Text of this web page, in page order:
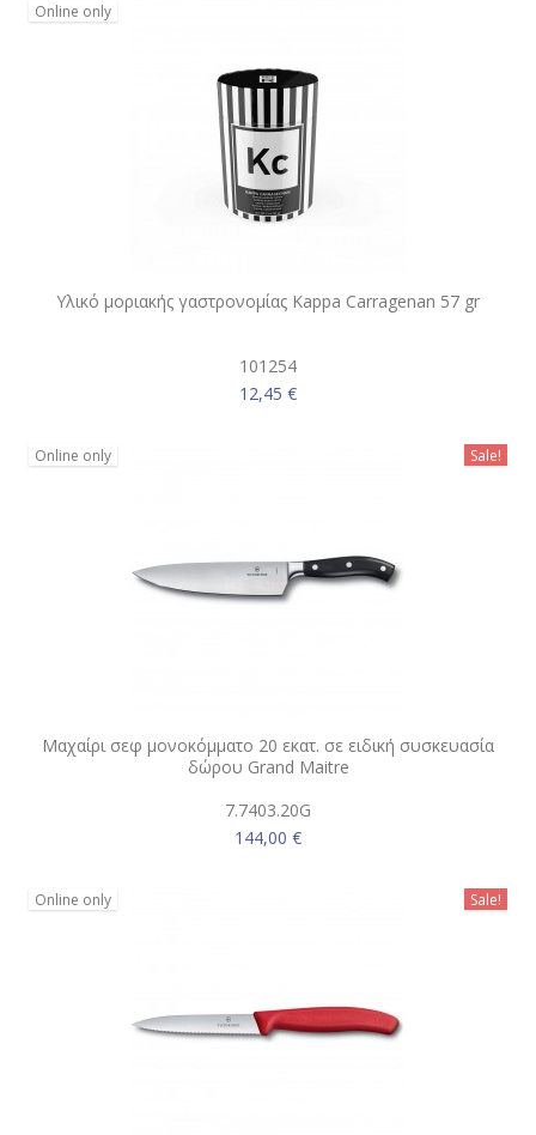
Online only
Υλικό μοριακής γαστρονομίας Kappa Carragenan 57 gr
101254
12,45 €
Online only Sale!
Μαχαίρι σεφ μονοκόμματο 20 εκατ. σε ειδική συσκευασία
δώρου Grand Maitre
7.7403.20G
144,00 €
Online only Sale!